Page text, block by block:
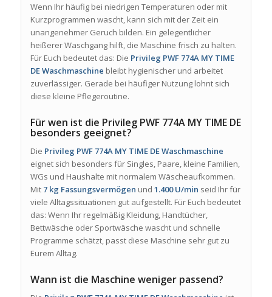
Wenn Ihr häufig bei niedrigen Temperaturen oder mit
Kurzprogrammen wascht, kann sich mit der Zeit ein
unangenehmer Geruch bilden. Ein gelegentlicher
heißerer Waschgang hilft, die Maschine frisch zu halten.
Für Euch bedeutet das: Die Privileg PWF 774A MY TIME
DE Waschmaschine bleibt hygienischer und arbeitet
zuverlässiger. Gerade bei häufiger Nutzung lohnt sich
diese kleine Pflegeroutine.
Für wen ist die Privileg PWF 774A MY TIME DE
besonders geeignet?
Die Privileg PWF 774A MY TIME DE Waschmaschine
eignet sich besonders für Singles, Paare, kleine Familien,
WGs und Haushalte mit normalem Wäscheaufkommen.
Mit 7 kg Fassungsvermögen und 1.400 U/min seid Ihr für
viele Alltagssituationen gut aufgestellt. Für Euch bedeutet
das: Wenn Ihr regelmäßig Kleidung, Handtücher,
Bettwäsche oder Sportwäsche wascht und schnelle
Programme schätzt, passt diese Maschine sehr gut zu
Eurem Alltag.
Wann ist die Maschine weniger passend?